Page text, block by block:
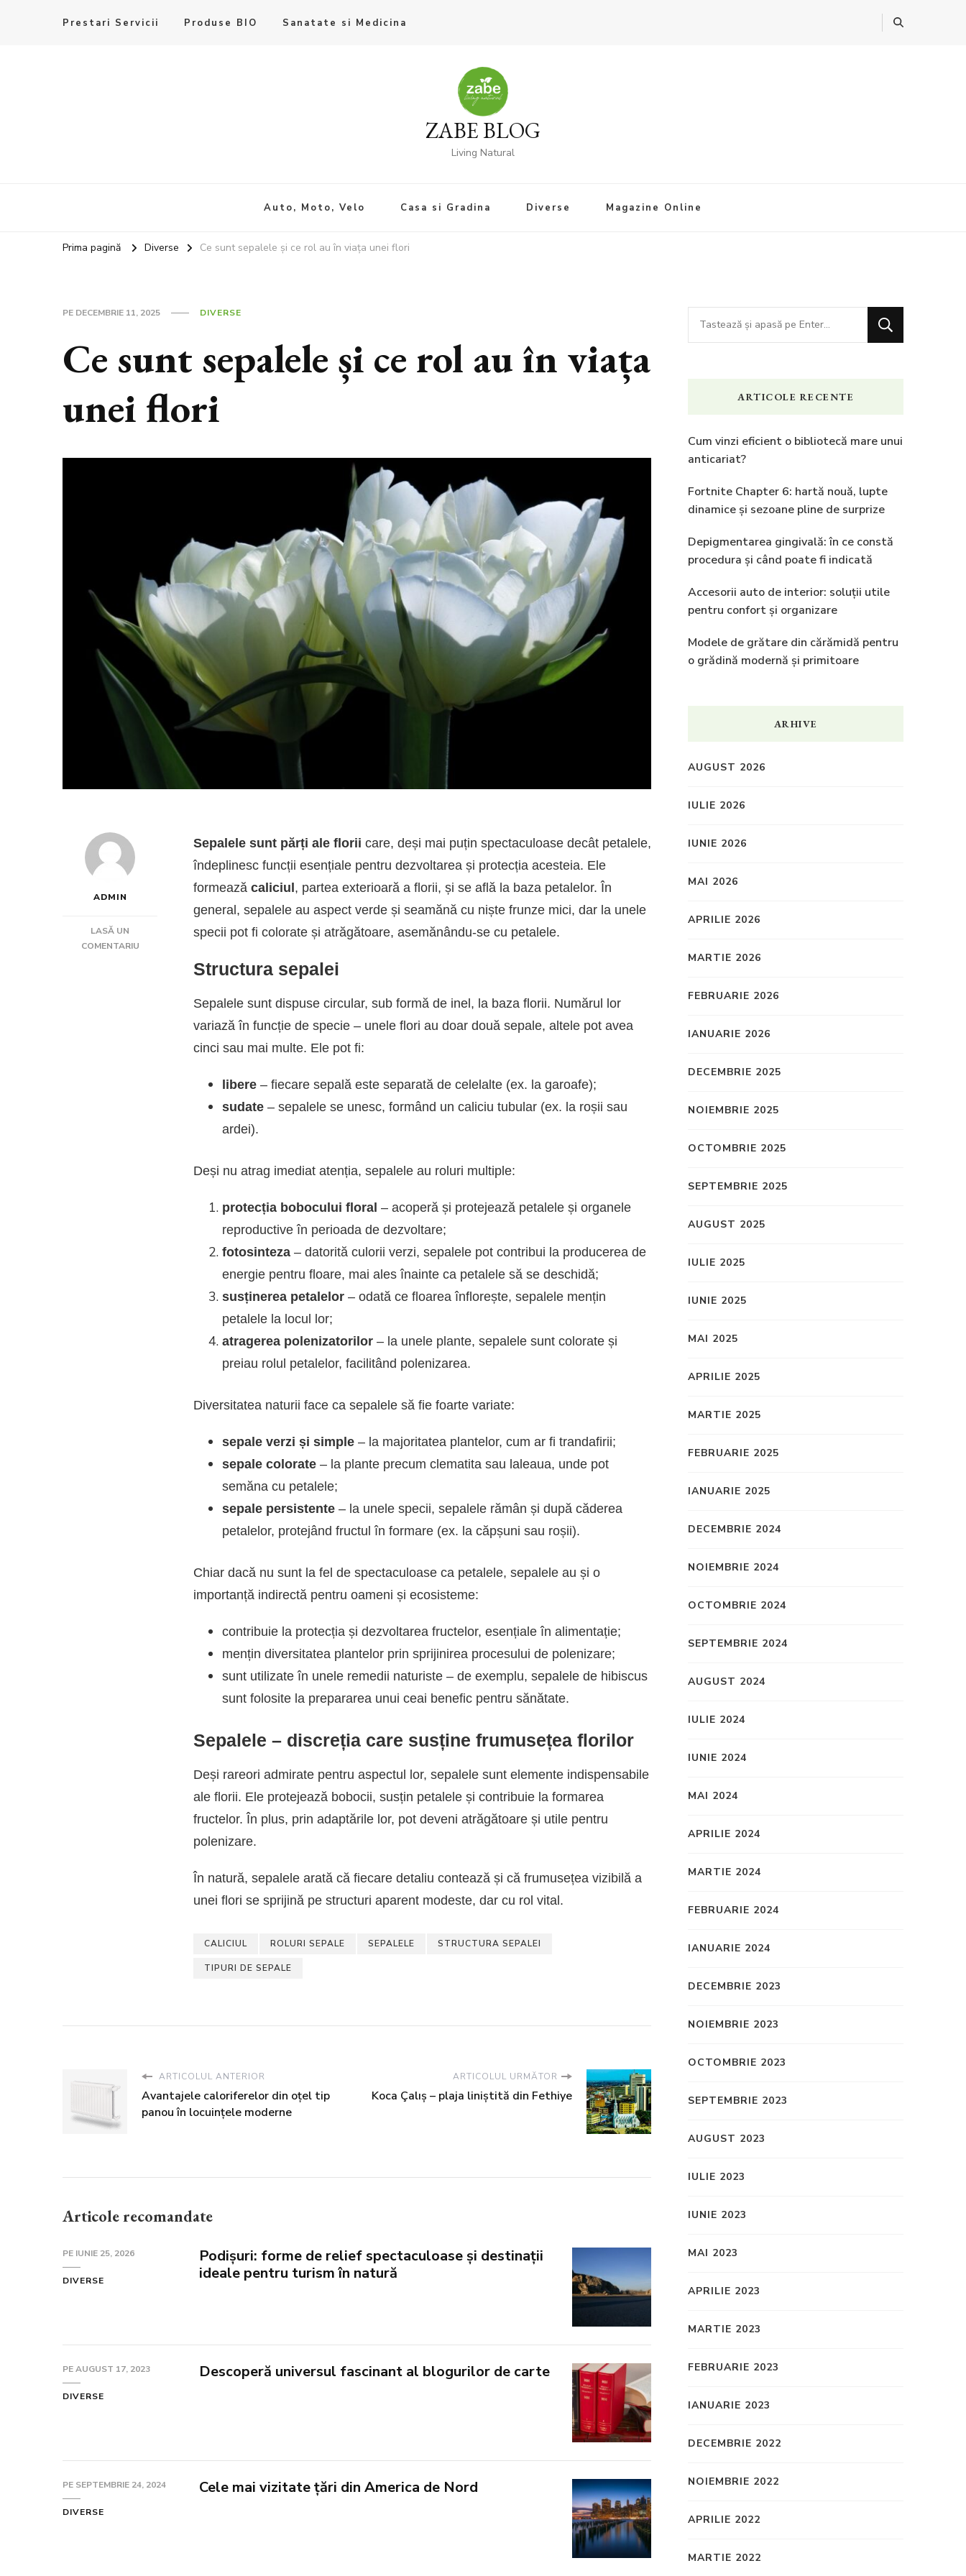
Prestari Servicii Produse BIO Sanatate si Medicina
ZABE BLOG
Living Natural
Auto, Moto, Velo Casa si Gradina Diverse Magazine Online
Prima pagină Diverse Ce sunt sepalele și ce rol au în viața unei flori
PE DECEMBRIE 11, 2025 DIVERSE
Ce sunt sepalele și ce rol au în viața
unei flori
ADMIN
LASĂ UN
COMENTARIULA
Sepalele sunt părți ale florii care, deși mai puțin spectaculoase decât petalele,
îndeplinesc funcții esențiale pentru dezvoltarea și protecția acesteia. Ele
formează caliciul, partea exterioară a florii, și se află la baza petalelor. În
general, sepalele au aspect verde și seamănă cu niște frunze mici, dar la unele
specii pot fi colorate și atrăgătoare, asemănându-se cu petalele.
Structura sepalei
Sepalele sunt dispuse circular, sub formă de inel, la baza florii. Numărul lor
variază în funcție de specie – unele flori au doar două sepale, altele pot avea
cinci sau mai multe. Ele pot fi:
libere – fiecare sepală este separată de celelalte (ex. la garoafe);
sudate – sepalele se unesc, formând un caliciu tubular (ex. la roșii sau
ardei).
Deși nu atrag imediat atenția, sepalele au roluri multiple:
protecția bobocului floral – acoperă și protejează petalele și organele
reproductive în perioada de dezvoltare;
fotosinteza – datorită culorii verzi, sepalele pot contribui la producerea de
energie pentru floare, mai ales înainte ca petalele să se deschidă;
susținerea petalelor – odată ce floarea înflorește, sepalele mențin
petalele la locul lor;
atragerea polenizatorilor – la unele plante, sepalele sunt colorate și
preiau rolul petalelor, facilitând polenizarea.
Diversitatea naturii face ca sepalele să fie foarte variate:
sepale verzi și simple – la majoritatea plantelor, cum ar fi trandafirii;
sepale colorate – la plante precum clematita sau laleaua, unde pot
semăna cu petalele;
sepale persistente – la unele specii, sepalele rămân și după căderea
petalelor, protejând fructul în formare (ex. la căpșuni sau roșii).
Chiar dacă nu sunt la fel de spectaculoase ca petalele, sepalele au și o
importanță indirectă pentru oameni și ecosisteme:
contribuie la protecția și dezvoltarea fructelor, esențiale în alimentație;
mențin diversitatea plantelor prin sprijinirea procesului de polenizare;
sunt utilizate în unele remedii naturiste – de exemplu, sepalele de hibiscus
sunt folosite la prepararea unui ceai benefic pentru sănătate.
Sepalele – discreția care susține frumusețea florilor
Deși rareori admirate pentru aspectul lor, sepalele sunt elemente indispensabile
ale florii. Ele protejează bobocii, susțin petalele și contribuie la formarea
fructelor. În plus, prin adaptările lor, pot deveni atrăgătoare și utile pentru
polenizare.
În natură, sepalele arată că fiecare detaliu contează și că frumusețea vizibilă a
unei flori se sprijină pe structuri aparent modeste, dar cu rol vital.
CALICIUL ROLURI SEPALE SEPALELE STRUCTURA SEPALEI
TIPURI DE SEPALE
ARTICOLUL ANTERIOR
Avantajele caloriferelor din oțel tip
panou în locuințele moderne
ARTICOLUL URMĂTOR
Koca Çalış – plaja liniștită din Fethiye
Articole recomandate
PE IUNIE 25, 2026
DIVERSE
Podișuri: forme de relief spectaculoase și destinații
ideale pentru turism în natură
PEAUGUST 17, 2023
DIVERSE
Descoperă universul fascinant al blogurilor de carte
PE SEPTEMBRIE 24, 2024
DIVERSE
Cele mai vizitate țări din America de Nord
Cauți
ceva?
ARTICOLE RECENTE
Cum vinzi eficient o bibliotecă mare unui
anticariat?
Fortnite Chapter 6: hartă nouă, lupte
dinamice și sezoane pline de surprize
Depigmentarea gingivală: în ce constă
procedura și când poate fi indicată
Accesorii auto de interior: soluții utile
pentru confort și organizare
Modele de grătare din cărămidă pentru
o grădină modernă și primitoare
ARHIVE
AUGUST 2026
IULIE 2026
IUNIE 2026
MAI 2026
APRILIE 2026
MARTIE 2026
FEBRUARIE 2026
IANUARIE 2026
DECEMBRIE 2025
NOIEMBRIE 2025
OCTOMBRIE 2025
SEPTEMBRIE 2025
AUGUST 2025
IULIE 2025
IUNIE 2025
MAI 2025
APRILIE 2025
MARTIE 2025
FEBRUARIE 2025
IANUARIE 2025
DECEMBRIE 2024
NOIEMBRIE 2024
OCTOMBRIE 2024
SEPTEMBRIE 2024
AUGUST 2024
IULIE 2024
IUNIE 2024
MAI 2024
APRILIE 2024
MARTIE 2024
FEBRUARIE 2024
IANUARIE 2024
DECEMBRIE 2023
NOIEMBRIE 2023
OCTOMBRIE 2023
SEPTEMBRIE 2023
AUGUST 2023
IULIE 2023
IUNIE 2023
MAI 2023
APRILIE 2023
MARTIE 2023
FEBRUARIE 2023
IANUARIE 2023
DECEMBRIE 2022
NOIEMBRIE 2022
APRILIE 2022
MARTIE 2022